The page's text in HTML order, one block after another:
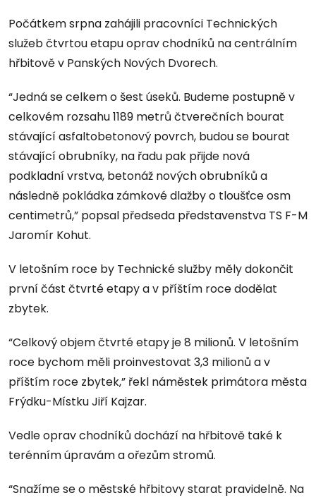
Počátkem srpna zahájili pracovníci Technických
služeb čtvrtou etapu oprav chodníků na centrálním
hřbitově v Panských Nových Dvorech.
“Jedná se celkem o šest úseků. Budeme postupně v
celkovém rozsahu 1189 metrů čtverečních bourat
stávající asfaltobetonový povrch, budou se bourat
stávající obrubníky, na řadu pak přijde nová
podkladní vrstva, betonáž nových obrubníků a
následně pokládka zámkové dlažby o tloušťce osm
centimetrů,” popsal předseda představenstva TS F-M
Jaromír Kohut.
V letošním roce by Technické služby měly dokončit
první část čtvrté etapy a v příštím roce dodělat
zbytek.
“Celkový objem čtvrté etapy je 8 milionů. V letošním
roce bychom měli proinvestovat 3,3 milionů a v
příštím roce zbytek,” řekl náměstek primátora města
Frýdku-Místku Jiří Kajzar.
Vedle oprav chodníků dochází na hřbitově také k
terénním úpravám a ořezům stromů.
“Snažíme se o městské hřbitovy starat pravidelně. Na